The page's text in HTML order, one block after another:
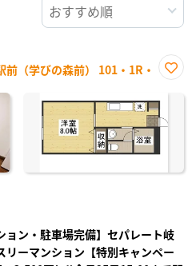
（学びの森前） 101・1R・
に入
録
ョン・駐車場完備】セパレート岐
ーマンション【特別キャンペー